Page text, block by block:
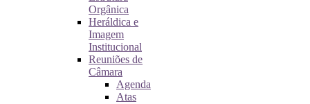
Orgânica
Heráldica e
Imagem
Institucional
Reuniões de
Câmara
Agenda
Atas